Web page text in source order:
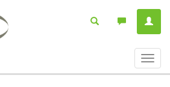
ein-/